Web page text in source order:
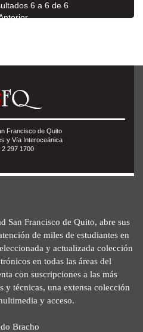
6 a 6 de 6
Francisco de Quito
y Vía Interoceánica
2 297 1700
San Francisco de Quito, abre sus
de miles de estudiantes en
y actualizada colección
en todas las áreas del
con suscripciones a las más
y técnicas, una extensa colección
y acceso.
Bracho